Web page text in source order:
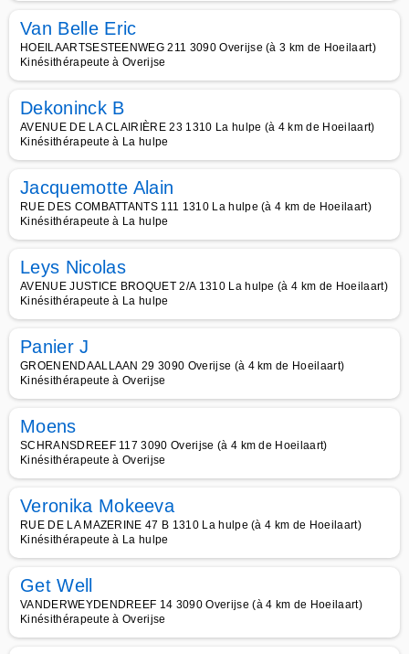
Van Belle Eric
HOEILAARTSESTEENWEG 211 3090 Overijse (à 3 km de Hoeilaart)
Kinésithérapeute à Overijse
Dekoninck B
AVENUE DE LA CLAIRIÈRE 23 1310 La hulpe (à 4 km de Hoeilaart)
Kinésithérapeute à La hulpe
Jacquemotte Alain
RUE DES COMBATTANTS 111 1310 La hulpe (à 4 km de Hoeilaart)
Kinésithérapeute à La hulpe
Leys Nicolas
AVENUE JUSTICE BROQUET 2/A 1310 La hulpe (à 4 km de Hoeilaart)
Kinésithérapeute à La hulpe
Panier J
GROENENDAALLAAN 29 3090 Overijse (à 4 km de Hoeilaart)
Kinésithérapeute à Overijse
Moens
SCHRANSDREEF 117 3090 Overijse (à 4 km de Hoeilaart)
Kinésithérapeute à Overijse
Veronika Mokeeva
RUE DE LA MAZERINE 47 B 1310 La hulpe (à 4 km de Hoeilaart)
Kinésithérapeute à La hulpe
Get Well
VANDERWEYDENDREEF 14 3090 Overijse (à 4 km de Hoeilaart)
Kinésithérapeute à Overijse